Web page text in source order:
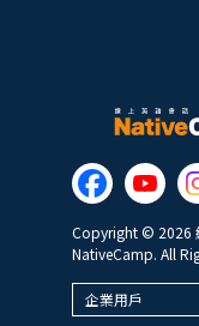
Copyright © 2026
NativeCamp. All
企業用戶